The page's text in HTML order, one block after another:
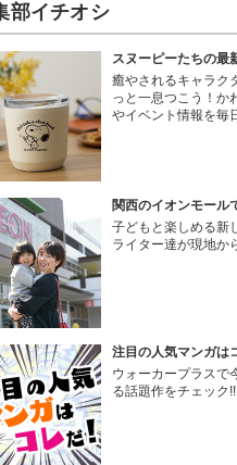
部イチオシ
スヌーピーたちの最
癒やされるキャラク
っと一息つこう！か
やイベント情報を毎
関西のイオンモール
子どもと楽しめる新
ライター達が現地か
注目の人気マンガは
ウォーカープラスで
る話題作をチェック!!